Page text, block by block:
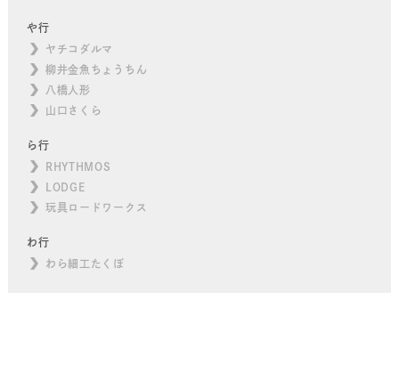
や行
ヤチコダルマ
柳井金魚ちょうちん
八橋人形
山口さくら
ら行
RHYTHMOS
LODGE
玩具ロードワークス
わ行
わら細工たくぼ